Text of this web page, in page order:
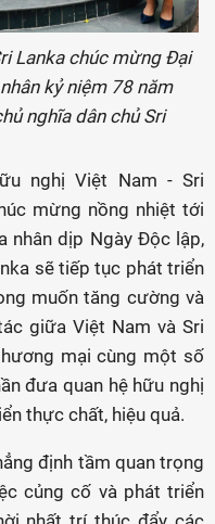
Lanka chúc mừng Đại
kỷ niệm 78 năm
nghĩa dân chủ Sri
nghị Việt Nam - Sri
mừng nồng nhiệt tới
nhân dịp Ngày Độc lập,
sẽ tiếp tục phát triển
muốn tăng cường và
giữa Việt Nam và Sri
mại cùng một số
đưa quan hệ hữu nghị
thực chất, hiệu quả.
định tầm quan trọng
củng cố và phát triển